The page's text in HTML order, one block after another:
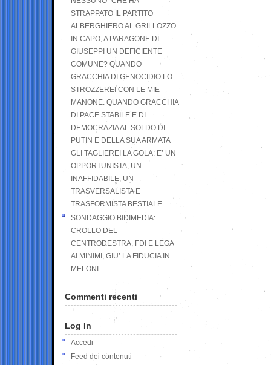
STRAPPATO IL PARTITO
ALBERGHIERO AL GRILLOZZO
IN CAPO, A PARAGONE DI
GIUSEPPI UN DEFICIENTE
COMUNE? QUANDO
GRACCHIA DI GENOCIDIO LO
STROZZEREI CON LE MIE
MANONE. QUANDO GRACCHIA
DI PACE STABILE E DI
DEMOCRAZIA AL SOLDO DI
PUTIN E DELLA SUA ARMATA
GLI TAGLIEREI LA GOLA: E’ UN
OPPORTUNISTA, UN
INAFFIDABILE, UN
TRASVERSALISTA E
TRASFORMISTA BESTIALE.
SONDAGGIO BIDIMEDIA:
CROLLO DEL
CENTRODESTRA, FDI E LEGA
AI MINIMI, GIU’ LA FIDUCIA IN
MELONI
Commenti recenti
Log In
Accedi
Feed dei contenuti